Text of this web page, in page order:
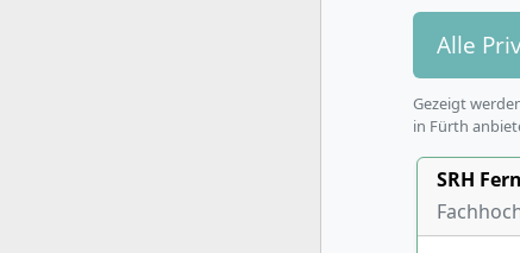
Alle
Gezeigt
in Fürth
SRH